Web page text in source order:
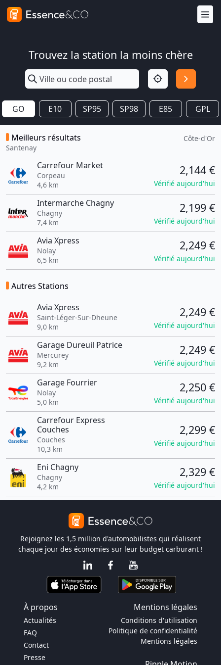
Trouvez la station la moins chère
GO E10 SP95 SP98 E85 GPL
Meilleurs résultats
Santenay
Côte-d'Or
Carrefour Market
Corpeau
4,6 km
2,144 €
Vérifié aujourd'hui
Intermarche Chagny
Chagny
7,4 km
2,199 €
Vérifié aujourd'hui
Avia Xpress
Nolay
6,5 km
2,249 €
Vérifié aujourd'hui
Autres Stations
Avia Xpress
Saint-Léger-Sur-Dheune
9,0 km
2,249 €
Vérifié aujourd'hui
Garage Dureuil Patrice
Mercurey
9,2 km
2,249 €
Vérifié aujourd'hui
Garage Fourrier
Nolay
5,0 km
2,250 €
Vérifié aujourd'hui
Carrefour Express
Couches
Couches
10,3 km
2,299 €
Vérifié aujourd'hui
Eni Chagny
Chagny
4,2 km
2,329 €
Vérifié aujourd'hui
Rejoignez les 1,5 million d'automobilistes qui réalisent
chaque jour des économies sur leur budget carburant !
À propos Mentions légales
Actualités
FAQ
Contact
Presse
Conditions d'utilisation
Politique de confidentialité
Mentions légales